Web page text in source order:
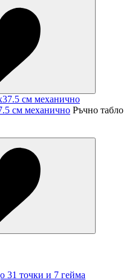
см механично Ръчно табло